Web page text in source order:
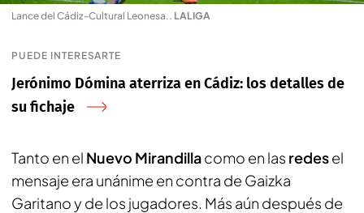
Lance del Cádiz-Cultural Leonesa.. LALIGA
PUEDE INTERESARTE
Jerónimo Dómina aterriza en Cádiz: los detalles de
su fichaje
Tanto en el Nuevo Mirandillacomo en las redesel
mensaje era unánime en contra de Gaizka
Garitano y de los jugadores. Más aún después de